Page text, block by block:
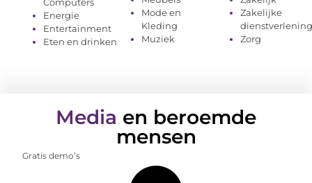
Energie
Entertainment
Eten en drinken
Mode en
Kleding
Muziek
Zakelijke
dienstverlening
Zorg
Media en beroemde
mensen
Gratis demo’s